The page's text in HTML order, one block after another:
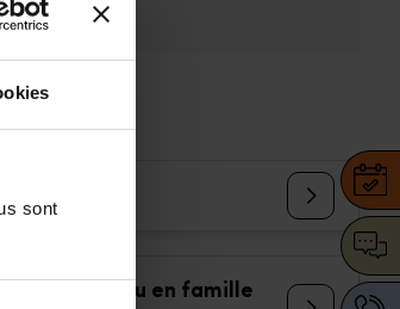
sont
?
seule ou en famille